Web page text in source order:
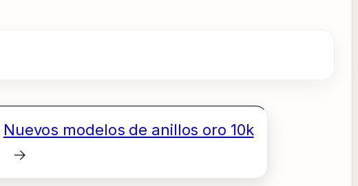
Nuevos modelos de anillos oro 10k
→